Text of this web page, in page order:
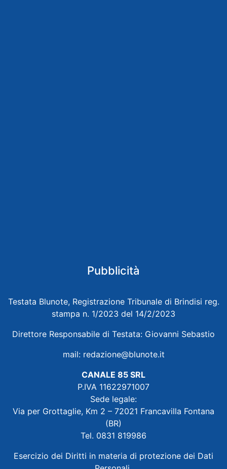
Pubblicità
Testata Blunote, Registrazione Tribunale di Brindisi reg.
stampa n. 1/2023 del 14/2/2023
Direttore Responsabile di Testata: Giovanni Sebastio
mail: redazione@blunote.it
CANALE 85 SRL
P.IVA 11622971007
Sede legale:
Via per Grottaglie, Km 2 – 72021 Francavilla Fontana
(BR)
Tel. 0831 819986
Esercizio dei Diritti in materia di protezione dei Dati